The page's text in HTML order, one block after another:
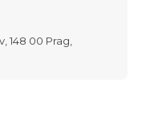
148 00 Prag,